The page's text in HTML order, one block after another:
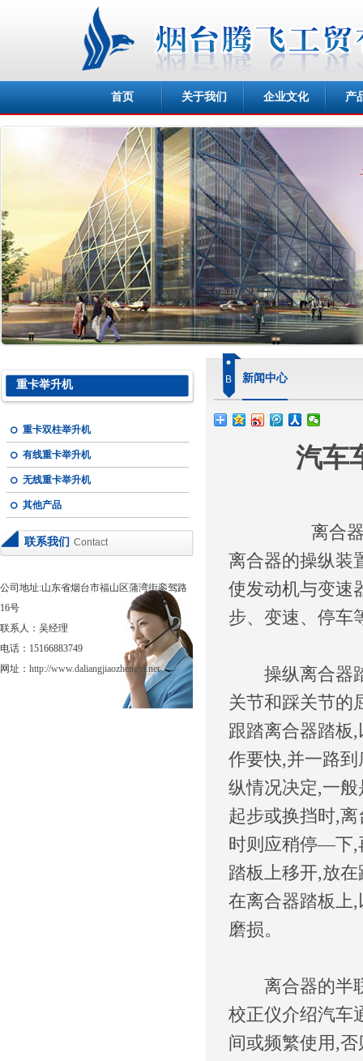
首页 关于我们 企业文化 产
重卡举升机
重卡双柱举升机
有线重卡举升机
无线重卡举升机
其他产品
联系我们 Contact
公司地址:山东省烟台市福山区蒲湾街銮驾路
16号
联系人：吴经理
电话：15166883749
网址： http://www.daliangjiaozhengyi.net
B 新闻中心
汽车
离合
离合器的操纵装
使发动机与变速
步、变速、停车
操纵离合器踏
关节和踩关节的
跟踏离合器踏板
作要快,并一路
纵情况决定,一
起步或换挡时,
时则应稍停—下,
踏板上移开,放
在离合器踏板上
磨损。
离合器的半联
校正仪介绍汽车
间或频繁使用,